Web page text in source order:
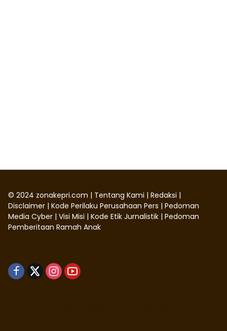
© 2024 zonakepri.com | Tentang Kami | Redaksi |
Disclaimer | Kode Perilaku Perusahaan Pers | Pedoman
Media Cyber | Visi Misi | Kode Etik Jurnalistik | Pedoman
Pemberitaan Ramah Anak